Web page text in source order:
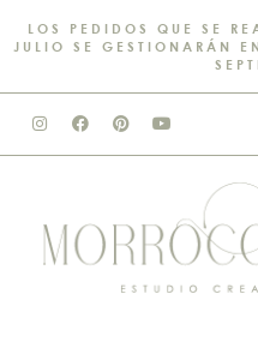
LOS PEDIDOS QUE SE
JULIO SE GESTIONARÁN